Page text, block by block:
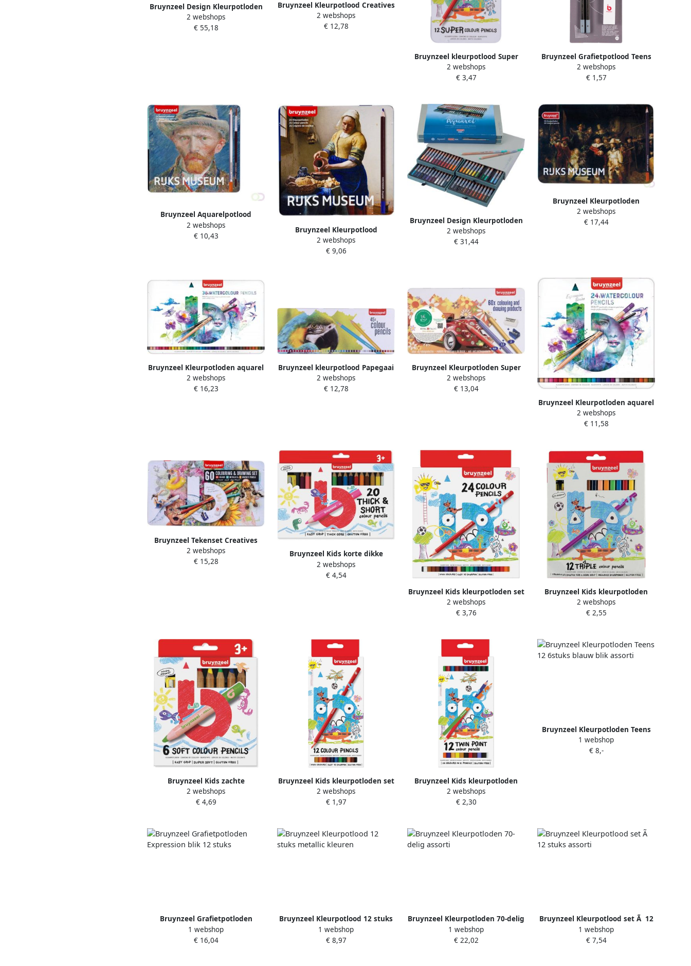
Bruynzeel Design Kleurpotloden
Bruynzeel 8840 Design pastel
48stuks assorti
2 webshops
€ 55,18
Bruynzeel Kleurpotlood Creatives
schildpad blikà 45 kleuren
2 webshops
€ 12,78
Bruynzeel kleurpotlood Super
doos van 12 stuks
2 webshops
€ 3,47
Bruynzeel Grafietpotlood Teens
HB met puntenslijper en gum
setà 4 delen
2 webshops
€ 1,57
Bruynzeel Aquarelpotlood
Rijksmuseum Vincent van Gogh
blikà 24 kleuren
2 webshops
€ 10,43
Bruynzeel Kleurpotlood
Rijksmuseum Johannes Vermeer
blikà 24 kleuren
2 webshops
€ 9,06
Bruynzeel Design Kleurpotloden
Bruynzeel 8835 Design aquarel
48stuks assorti
2 webshops
€ 31,44
Bruynzeel Kleurpotloden
Nachtwacht 5700 blik Ã 50 stuks
2 webshops
€ 17,44
Bruynzeel Kleurpotloden aquarel
Expression blik Ã 36 stuks
assorti
2 webshops
€ 16,23
Bruynzeel kleurpotlood Papegaai
metalen doos van 45 potloden
2 webshops
€ 12,78
Bruynzeel Kleurpotloden Super
Sixties kever in blik 60 stuks
2 webshops
€ 13,04
Bruynzeel Kleurpotloden aquarel
Expression blik Ã 24 stuks
assorti
2 webshops
€ 11,58
Bruynzeel Tekenset Creatives
creatieve kunstenaars blikà 60
delen
2 webshops
€ 15,28
Bruynzeel Kids korte dikke
kleurpotloden set van 20 stuks in
geassorteerde kleuren
2 webshops
€ 4,54
Bruynzeel Kids kleurpotloden set
van 24 stuks in geassorteerde
kleuren
2 webshops
€ 3,76
Bruynzeel Kids kleurpotloden
Triple blister van 12
geassorteerde kleuren
2 webshops
€ 2,55
Bruynzeel Kids zachte
kleurpotloden set van 6 stuks in
geassorteerde kleuren
2 webshops
€ 4,69
Bruynzeel Kids kleurpotloden set
van 12 stuks in geassorteerde
kleuren
2 webshops
€ 1,97
Bruynzeel Kids kleurpotloden
Twin Point set van 12 stuks in
geassorteerde kleuren
2 webshops
€ 2,30
Bruynzeel Kleurpotloden Teens
12 6stuks blauw blik assorti
1 webshop
€ 8,-
Bruynzeel Grafietpotloden
Expression blik 12 stuks
1 webshop
€ 16,04
Bruynzeel Kleurpotlood 12 stuks
metallic kleuren
1 webshop
€ 8,97
Bruynzeel Kleurpotloden 70-delig
assorti
1 webshop
€ 22,02
Bruynzeel Kleurpotlood set Ã 12
stuks assorti
1 webshop
€ 7,54